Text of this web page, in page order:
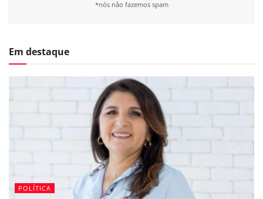
*nós não fazemos spam
Em destaque
POLÍTICA